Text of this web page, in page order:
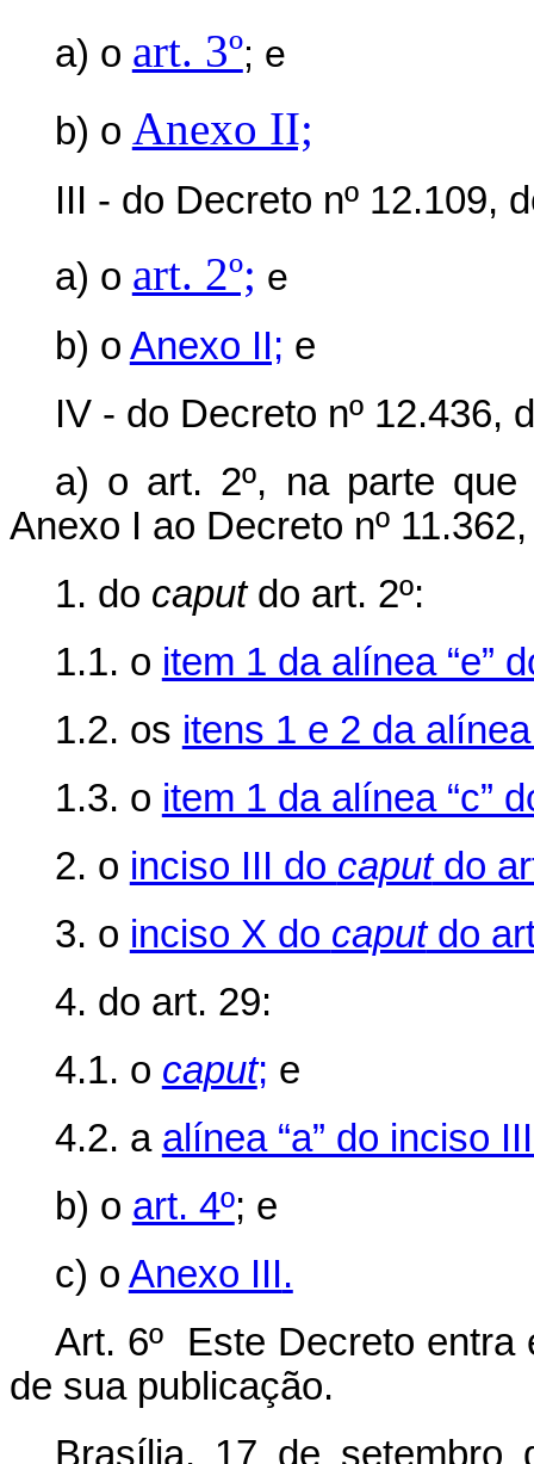
a) o art. 3º; e
b) o Anexo II;
III - do Decreto nº 12.109,
a) o art. 2º; e
b) o Anexo II; e
IV - do Decreto nº 12.436,
a) o art. 2º, na parte
Anexo I ao Decreto nº
1. do caputdo art. 2º:
1.1. o item 1 da alínea “e”
1.2. os itens 1 e 2 da
1.3. o item 1 da alínea “c”
2. o inciso III do caputdo
3. o inciso X do caputdo
4. do art. 29:
4.1. o caput; e
4.2. a alínea “a” do inciso
b) o art. 4º; e
c) o Anexo III.
Art. 6º Este Decreto entra
de sua publicação.
Brasília, 17 de setembro